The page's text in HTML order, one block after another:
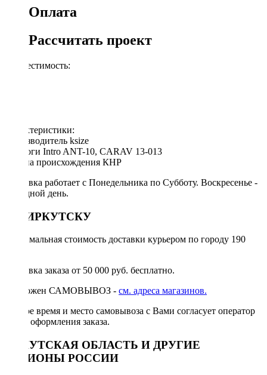
Оплата
Рассчитать проект
Совместимость:
Характеристики:
Производитель ksize
Аналоги Intro ANT-10, CARAV 13-013
Страна происхождения КНР
Доставка работает с Понедельника по Субботу. Воскресенье -
выходной день.
ПО ИРКУТСКУ
Минимальная стоимость доставки курьером по городу 190
Доставка заказа от 50 000 руб. бесплатно.
Возможен САМОВЫВОЗ - см. адреса магазинов.
Точное время и место самовывоза с Вами согласует оператор
после оформления заказа.
ИРКУТСКАЯ ОБЛАСТЬ И ДРУГИЕ
РЕГИОНЫ РОССИИ